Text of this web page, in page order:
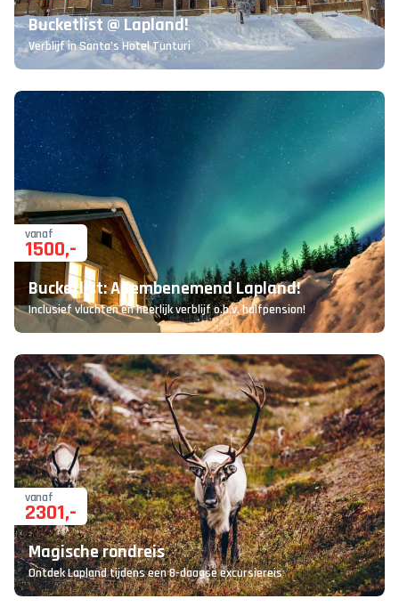
Bucketlist @ Lapland!
Verblijf in Santa’s Hotel Tunturi
vanaf
1500,-
Bucketlist: Adembenemend Lapland!
Inclusief vluchten en heerlijk verblijf o.b.v. halfpension!
vanaf
2301,-
Magische rondreis
Ontdek Lapland tijdens een 8-daagse excursiereis